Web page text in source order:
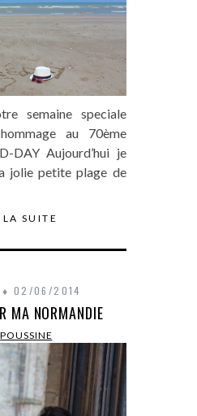
semaine speciale
au 70ème
DAY Aujourd’hui je
jolie petite plage de
LA SUITE
02/06/2014
MA NORMANDIE
POUSSINE